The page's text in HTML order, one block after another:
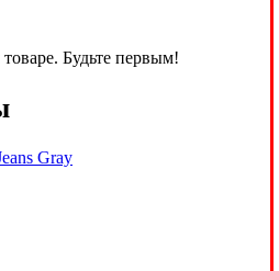
Будьте первым!
Gray